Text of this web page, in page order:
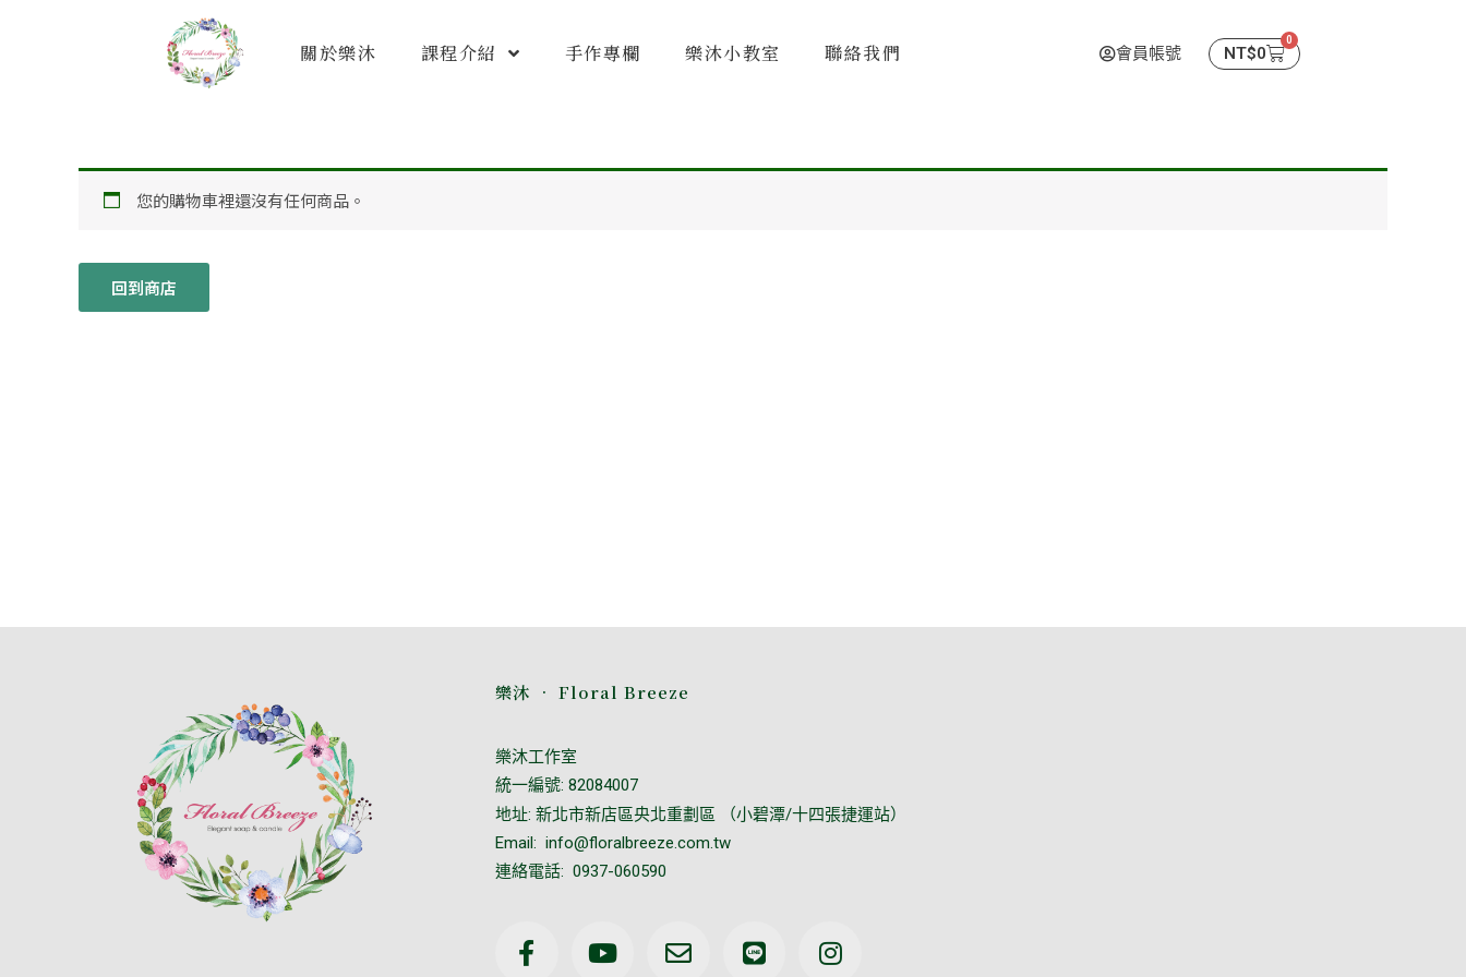
關於樂沐 課程介紹 手作專欄 樂沐小教室 聯絡我們 會員帳號 NT$0
0
購
物
您的購物車裡還沒有任何商品。
回到商店
樂沐 • Floral Breeze
樂沐工作室
統一編號: 82084007
地址: 新北市新店區央北重劃區 （小碧潭/十四張捷運站）
Email: info@floralbreeze.com.tw
連絡電話: 0937-060590
F
a
Y
o
E
n
L
i
I
n